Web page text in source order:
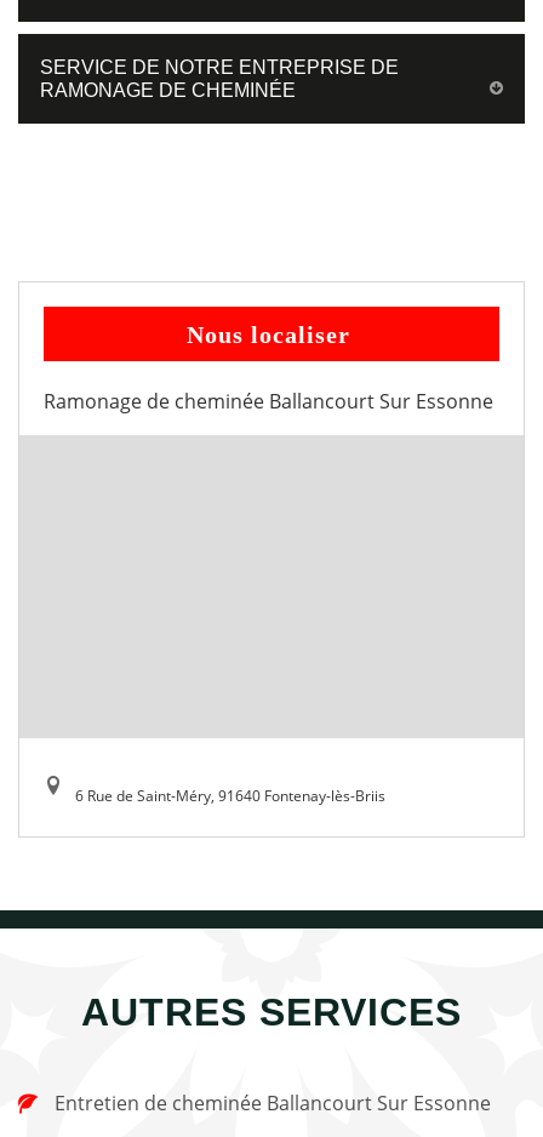
SERVICE DE NOTRE ENTREPRISE DE
RAMONAGE DE CHEMINÉE
Nous localiser
Ramonage de cheminée Ballancourt Sur Essonne
6 Rue de Saint-Méry, 91640 Fontenay-lès-Briis
AUTRES SERVICES
Entretien de cheminée Ballancourt Sur Essonne